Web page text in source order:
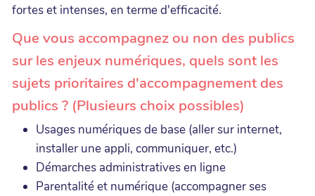
fortes et intenses, en terme d'efficacité.
Que vous accompagnez ou non des publics
sur les enjeux numériques, quels sont les
sujets prioritaires d'accompagnement des
publics ? (Plusieurs choix possibles)
Usages numériques de base (aller sur internet,
installer une appli, communiquer, etc.)
Démarches administratives en ligne
Parentalité et numérique (accompagner ses